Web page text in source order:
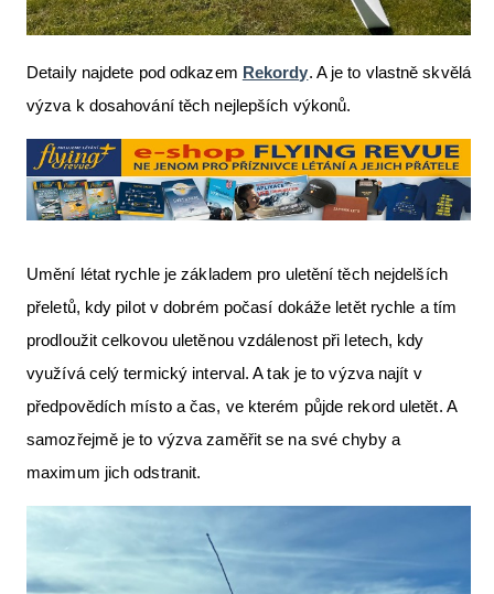
Detaily najdete pod odkazem Rekordy. A je to vlastně skvělá
výzva k dosahování těch nejlepších výkonů.
Umění létat rychle je základem pro uletění těch nejdelších
přeletů, kdy pilot v dobrém počasí dokáže letět rychle a tím
prodloužit celkovou uletěnou vzdálenost při letech, kdy
využívá celý termický interval. A tak je to výzva najít v
předpovědích místo a čas, ve kterém půjde rekord uletět. A
samozřejmě je to výzva zaměřit se na své chyby a
maximum jich odstranit.
E-SHOP